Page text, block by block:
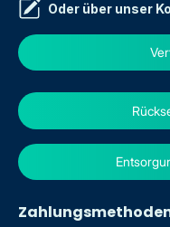
Oder über unser